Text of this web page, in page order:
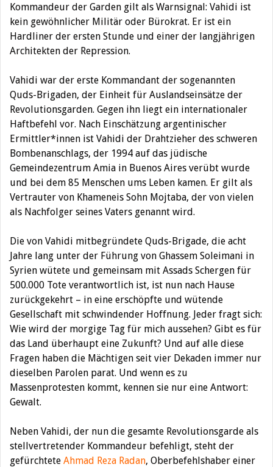
Kommandeur der Garden gilt als Warnsignal: Vahidi ist
kein gewöhnlicher Militär oder Bürokrat. Er ist ein
Hardliner der ersten Stunde und einer der langjährigen
Architekten der Repression.
Vahidi war der erste Kommandant der sogenannten
Quds-Brigaden, der Einheit für Auslandseinsätze der
Revolutionsgarden. Gegen ihn liegt ein internationaler
Haftbefehl vor. Nach Einschätzung argentinischer
Ermittler*innen ist Vahidi der Drahtzieher des schweren
Bombenanschlags, der 1994 auf das jüdische
Gemeindezentrum Amia in Buenos Aires verübt wurde
und bei dem 85 Menschen ums Leben kamen. Er gilt als
Vertrauter von Khameneis Sohn Mojtaba, der von vielen
als Nachfolger seines Vaters genannt wird.
Die von Vahidi mitbegründete Quds-Brigade, die acht
Jahre lang unter der Führung von Ghassem Soleimani in
Syrien wütete und gemeinsam mit Assads Schergen für
500.000 Tote verantwortlich ist, ist nun nach Hause
zurückgekehrt – in eine erschöpfte und wütende
Gesellschaft mit schwindender Hoffnung. Jeder fragt sich:
Wie wird der morgige Tag für mich aussehen? Gibt es für
das Land überhaupt eine Zukunft? Und auf alle diese
Fragen haben die Mächtigen seit vier Dekaden immer nur
dieselben Parolen parat. Und wenn es zu
Massenprotesten kommt, kennen sie nur eine Antwort:
Gewalt.
Neben Vahidi, der nun die gesamte Revolutionsgarde als
stellvertretender Kommandeur befehligt, steht der
gefürchtete Ahmad Reza Radan, Oberbefehlshaber einer